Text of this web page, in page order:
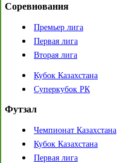
Соревнования
Премьер лига
Первая лига
Вторая лига
Кубок Казахстана
Суперкубок РК
Футзал
Чемпионат Казахстана
Кубок Казахстана
Первая лига